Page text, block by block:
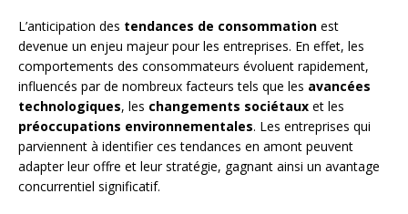
L’anticipation des tendances de consommation est
devenue un enjeu majeur pour les entreprises. En effet, les
comportements des consommateurs évoluent rapidement,
influencés par de nombreux facteurs tels que les avancées
technologiques, les changements sociétaux et les
préoccupations environnementales. Les entreprises qui
parviennent à identifier ces tendances en amont peuvent
adapter leur offre et leur stratégie, gagnant ainsi un avantage
concurrentiel significatif.